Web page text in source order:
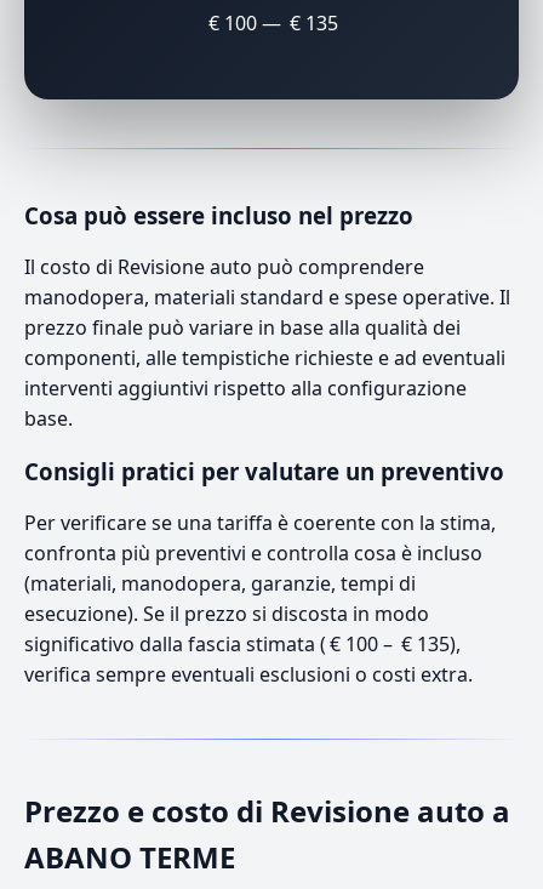
€ 100 — € 135
Cosa può essere incluso nel prezzo
Il costo di Revisione auto può comprendere
manodopera, materiali standard e spese operative. Il
prezzo finale può variare in base alla qualità dei
componenti, alle tempistiche richieste e ad eventuali
interventi aggiuntivi rispetto alla configurazione
base.
Consigli pratici per valutare un preventivo
Per verificare se una tariffa è coerente con la stima,
confronta più preventivi e controlla cosa è incluso
(materiali, manodopera, garanzie, tempi di
esecuzione). Se il prezzo si discosta in modo
significativo dalla fascia stimata ( € 100 – € 135),
verifica sempre eventuali esclusioni o costi extra.
Prezzo e costo di Revisione auto a
ABANO TERME